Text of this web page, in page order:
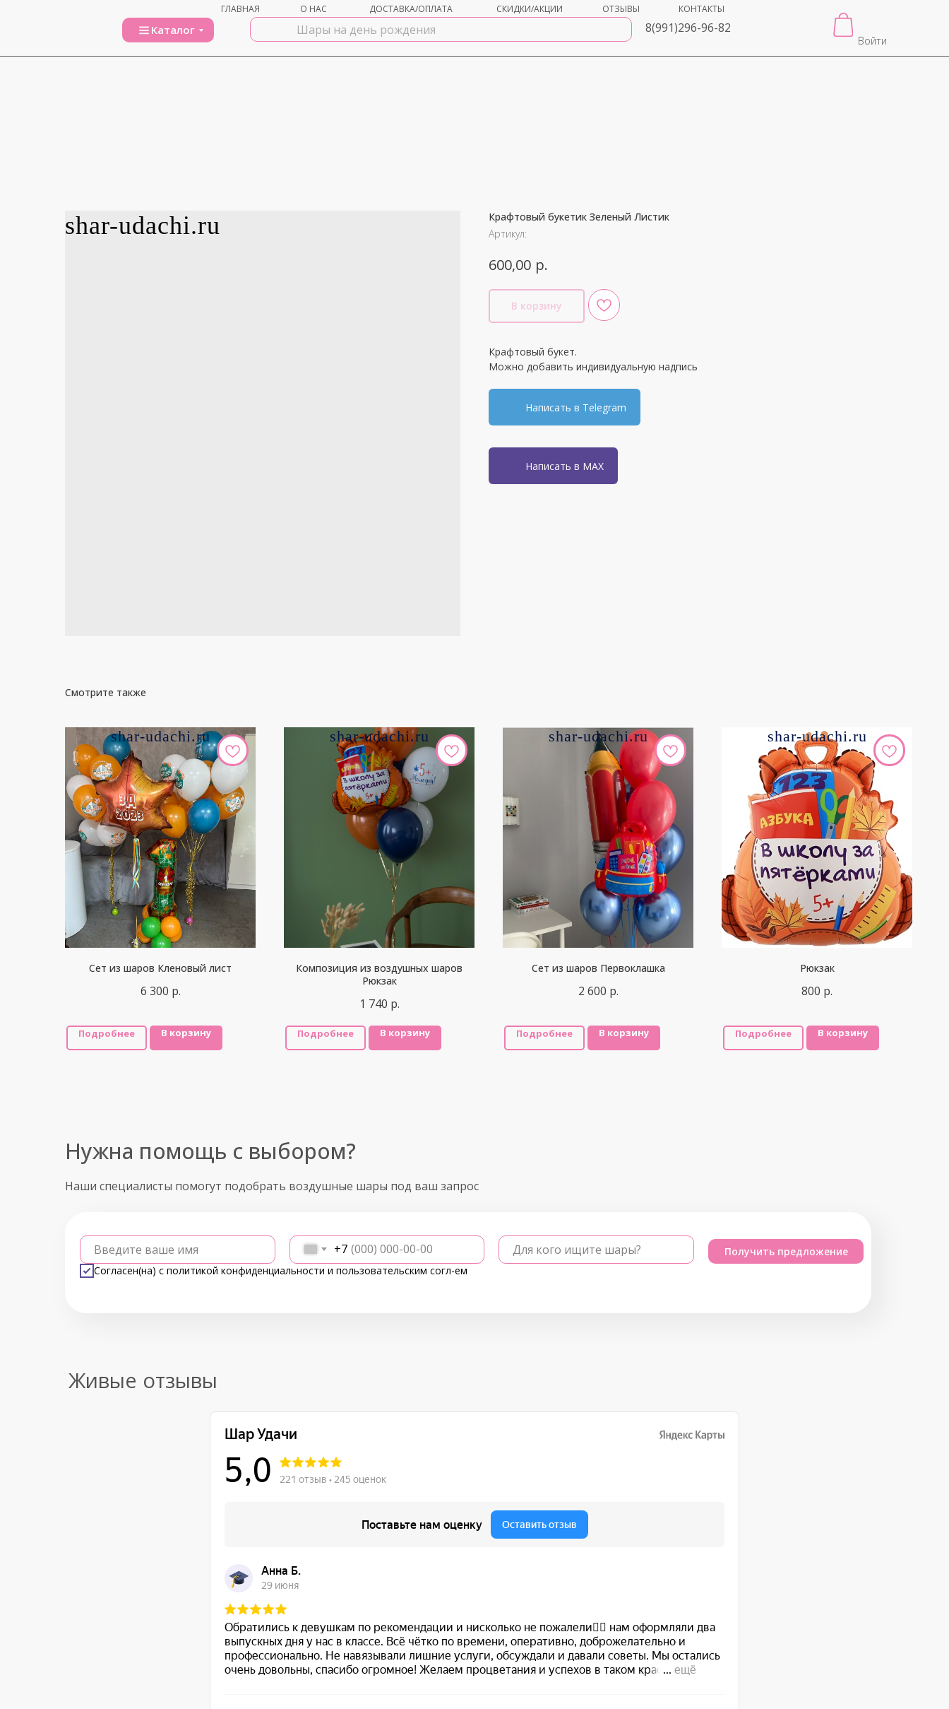
О НАС
ГЛАВНАЯ СКИДКИ/АКЦИИ
ДОСТАВКА/ОПЛАТА ОТЗЫВЫ КОНТАКТЫ
Каталог
Войти
8(991)296-96-82
shar-udachi.ru shar-udachi.ruКрафтовый букетик Зеленый Листик
Артикул:
600,00 р.
В корзину
Крафтовый букет.
Можно добавить индивидуальную надпись
Написать в Telegram
Написать в MAX
Смотрите также
shar-udachi.ru
Сет из шаров Кленовый лист
6 300 р.
Подробнее В корзину
shar-udachi.ru
Композиция из воздушных шаров
Рюкзак
1 740 р.
Подробнее В корзину
shar-udachi.ru
Сет из шаров Первоклашка
2 600 р.
Подробнее В корзину
shar-udachi.ru
Рюкзак
800 р.
Подробнее В корзину
Наши специалисты помогут подобрать воздушные шары под ваш запрос
Введите ваше имя +7 Для кого ищите шары?
Согласен(на) с политикой конфиденциальности и пользовательским согл-ем
Получить предложение
Нужна помощь с выбором?
Живые отзывы